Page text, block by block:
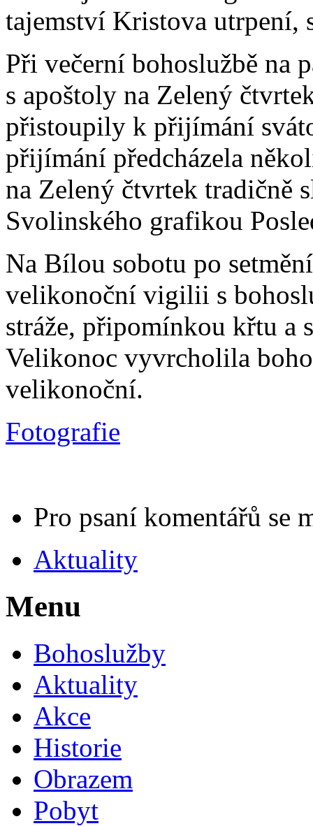
tajemství Kristova utrpení,
Při večerní bohoslužbě na
s apoštoly na Zelený
přistoupily k přijímání
přijímání předcházela
na Zelený čtvrtek tradičně
Svolinského grafikou
Na Bílou sobotu po
velikonoční vigilii s
stráže, připomínkou křtu a
Velikonoc vyvrcholila
velikonoční.
Fotografie
Pro psaní komentářů se
Aktuality
Menu
Bohoslužby
Aktuality
Akce
Historie
Obrazem
Pobyt